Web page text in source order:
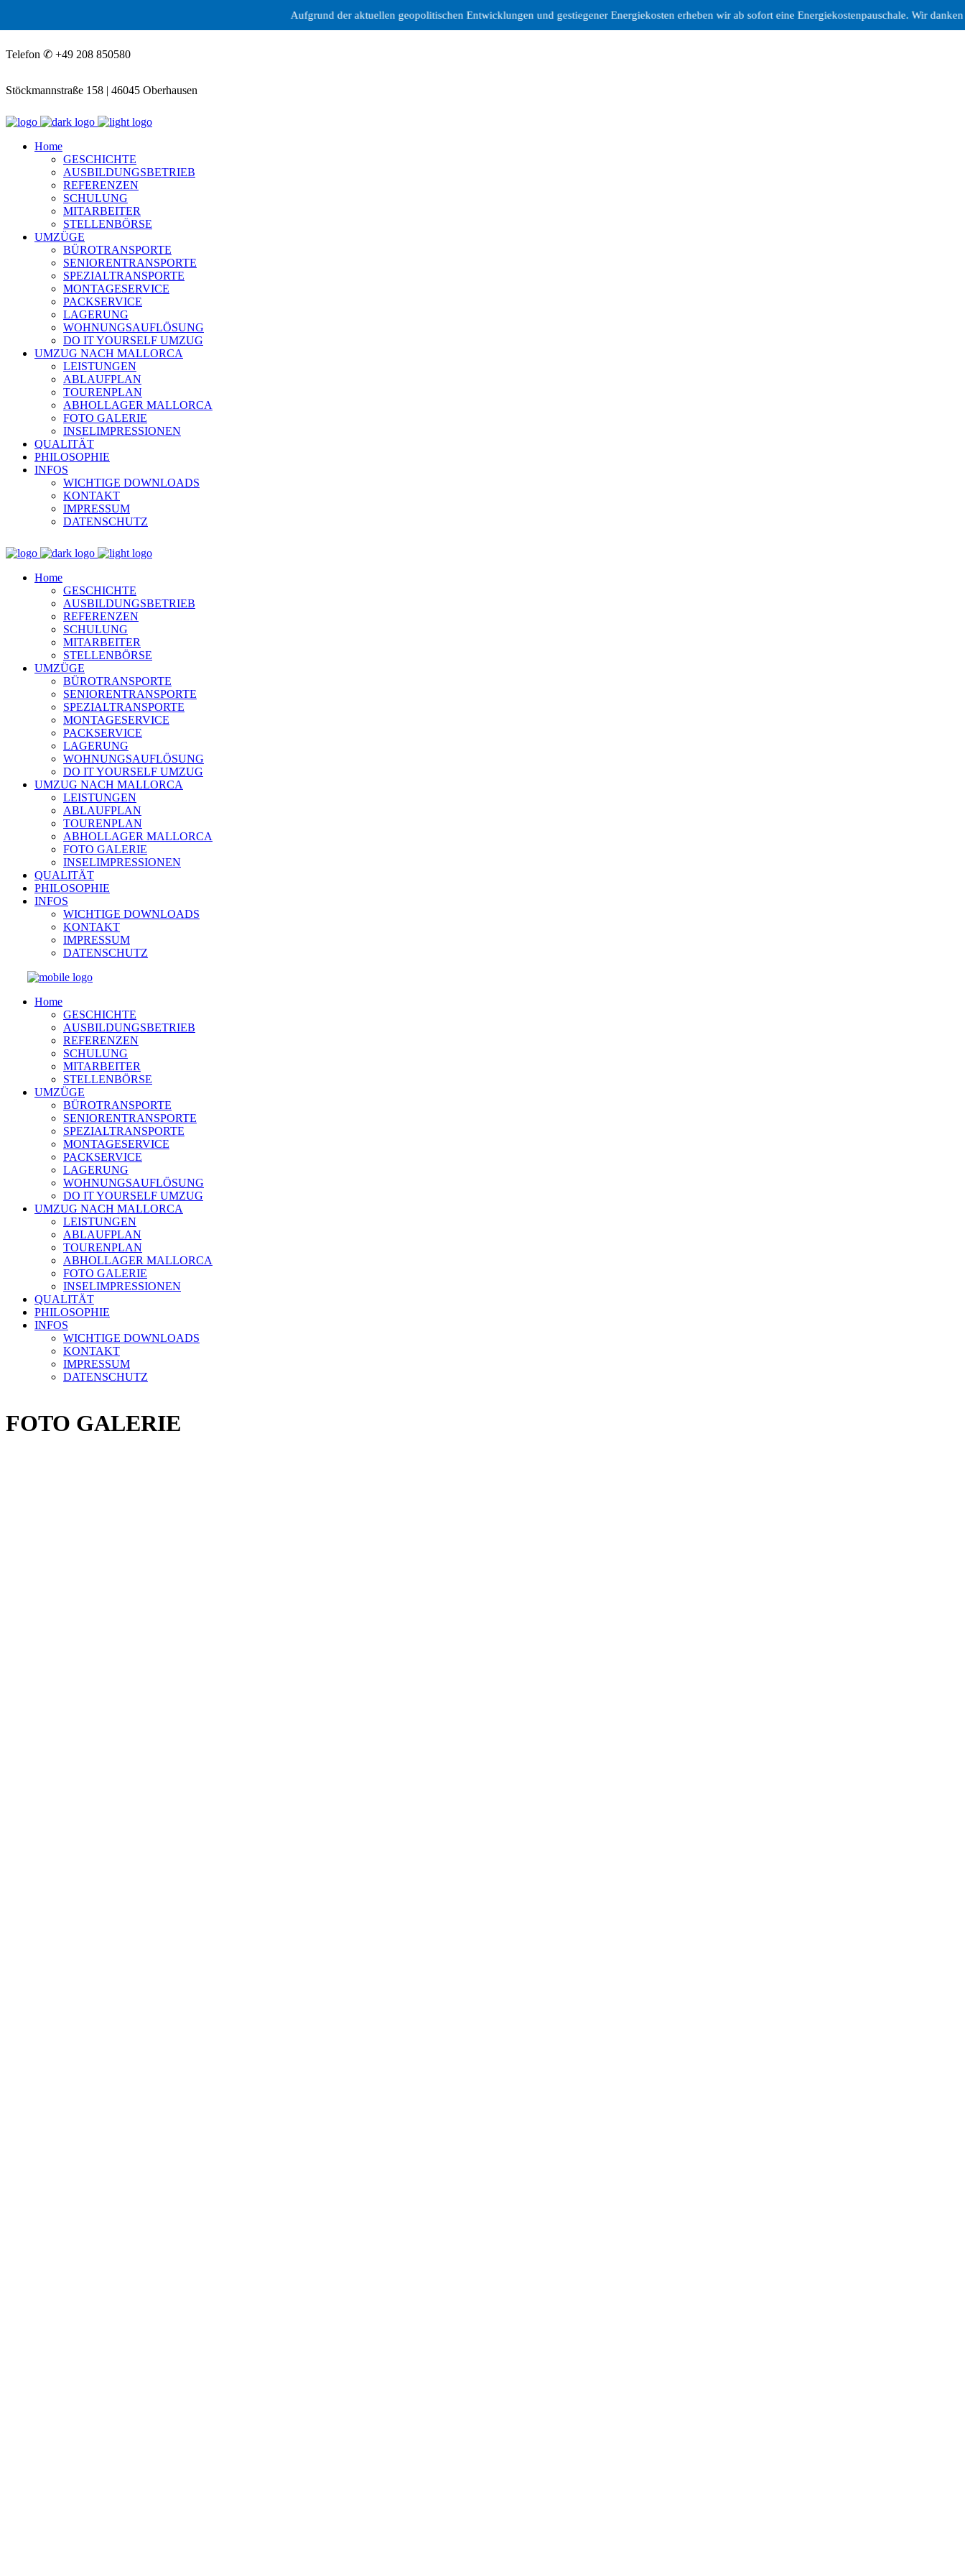
Aufgrund der aktuellen geopolitischen Entwicklungen und gestiegener Energiekosten erheben wir ab sofort eine Energiekostenpauschale. Wir danken Ihnen für Ihr
Telefon ✆ +49 208 850580
Stöckmannstraße 158 | 46045 Oberhausen
Home
GESCHICHTE
AUSBILDUNGSBETRIEB
REFERENZEN
SCHULUNG
MITARBEITER
STELLENBÖRSE
UMZÜGE
BÜROTRANSPORTE
SENIORENTRANSPORTE
SPEZIALTRANSPORTE
MONTAGESERVICE
PACKSERVICE
LAGERUNG
WOHNUNGSAUFLÖSUNG
DO IT YOURSELF UMZUG
UMZUG NACH MALLORCA
LEISTUNGEN
ABLAUFPLAN
TOURENPLAN
ABHOLLAGER MALLORCA
FOTO GALERIE
INSELIMPRESSIONEN
QUALITÄT
PHILOSOPHIE
INFOS
WICHTIGE DOWNLOADS
KONTAKT
IMPRESSUM
DATENSCHUTZ
Home
GESCHICHTE
AUSBILDUNGSBETRIEB
REFERENZEN
SCHULUNG
MITARBEITER
STELLENBÖRSE
UMZÜGE
BÜROTRANSPORTE
SENIORENTRANSPORTE
SPEZIALTRANSPORTE
MONTAGESERVICE
PACKSERVICE
LAGERUNG
WOHNUNGSAUFLÖSUNG
DO IT YOURSELF UMZUG
UMZUG NACH MALLORCA
LEISTUNGEN
ABLAUFPLAN
TOURENPLAN
ABHOLLAGER MALLORCA
FOTO GALERIE
INSELIMPRESSIONEN
QUALITÄT
PHILOSOPHIE
INFOS
WICHTIGE DOWNLOADS
KONTAKT
IMPRESSUM
DATENSCHUTZ
Home
GESCHICHTE
AUSBILDUNGSBETRIEB
REFERENZEN
SCHULUNG
MITARBEITER
STELLENBÖRSE
UMZÜGE
BÜROTRANSPORTE
SENIORENTRANSPORTE
SPEZIALTRANSPORTE
MONTAGESERVICE
PACKSERVICE
LAGERUNG
WOHNUNGSAUFLÖSUNG
DO IT YOURSELF UMZUG
UMZUG NACH MALLORCA
LEISTUNGEN
ABLAUFPLAN
TOURENPLAN
ABHOLLAGER MALLORCA
FOTO GALERIE
INSELIMPRESSIONEN
QUALITÄT
PHILOSOPHIE
INFOS
WICHTIGE DOWNLOADS
KONTAKT
IMPRESSUM
DATENSCHUTZ
FOTO GALERIE